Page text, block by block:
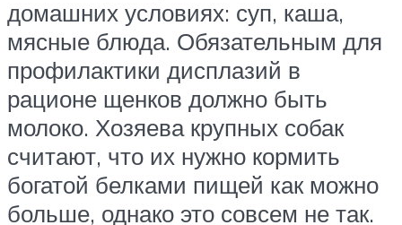
домашних условиях: суп, каша,
мясные блюда. Обязательным для
профилактики дисплазий в
рационе щенков должно быть
молоко. Хозяева крупных собак
считают, что их нужно кормить
богатой белками пищей как можно
больше, однако это совсем не так.